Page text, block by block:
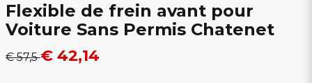
Flexible de frein avant pour
Voiture Sans Permis Chatenet
€ 57,5€ 42,14